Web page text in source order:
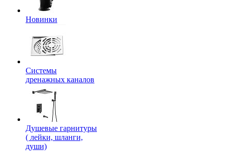
Новинки
Системы
дренажных каналов
Душевые гарнитуры
( лейки, шланги,
души)